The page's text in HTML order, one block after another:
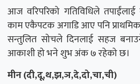
आज वरिपरिको गतिविधिले
काम एकैपटक अगाडि आए पनि
सन्तुलित सोचले दिनलाई सहज
आकाशी हो भने शुभ अंक ७ रहेको छ।
मीन (दी,दू,थ,झ,ञ,दे,दो,चा,ची)